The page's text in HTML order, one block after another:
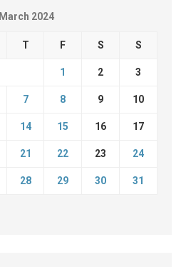
March 2024
T F S S
1 2 3
7 8 9 10
14 15 16 17
21 22 23 24
28 29 30 31